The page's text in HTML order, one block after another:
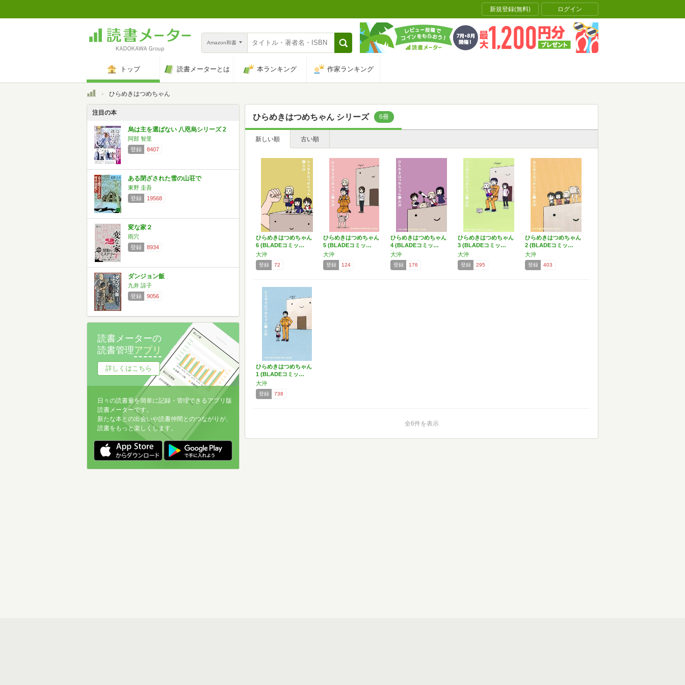
新規登録(無料) ログイン
Amazon和書
トップ 読書メーターとは 本ランキング 作家ランキング
トップひらめきはつめちゃん
ひらめきはつめちゃん シリーズ 6冊
新しい順 古い順
ひらめきはつめちゃん
6 (BLADEコミッ…
大沖
登録 72
ひらめきはつめちゃん
5 (BLADEコミッ…
大沖
登録 124
ひらめきはつめちゃん
4 (BLADEコミッ…
大沖
登録 176
ひらめきはつめちゃん
3 (BLADEコミッ…
大沖
登録 295
ひらめきはつめちゃん
2 (BLADEコミッ…
大沖
登録 403
ひらめきはつめちゃん
1 (BLADEコミッ…
大沖
登録 738
全6件を表示
注目の本
烏は主を選ばない 八咫烏シリーズ 2
阿部 智里
登録
8407
ある閉ざされた雪の山荘で
東野 圭吾
登録
19568
変な家２
雨穴
登録
8934
ダンジョン飯
九井 諒子
登録
9056
読書メーターの
読書管理アプリ
詳しくはこちら
日々の読書量を簡単に記録・管理できるアプリ版
読書メーターです。
新たな本との出会いや読書仲間とのつながりが、
読書をもっと楽しくします。